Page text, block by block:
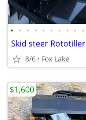
• • • • • • • • • •
Skid steer Rototiller
8/6 Fox Lake
$1,600